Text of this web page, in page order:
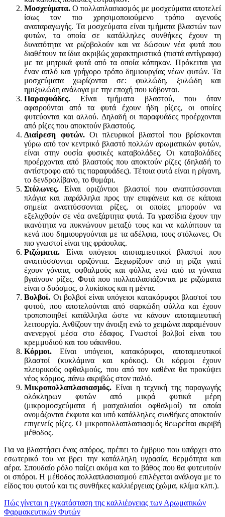
Μοσχεύματα. Ο πολλαπλασιασμός με μοσχεύματα αποτελεί
ίσως τον πιο χρησιμοποιούμενο τρόπο αγενούς
αναπαραγωγής. Τα μοσχεύματα είναι τμήματα βλαστών των
φυτών, τα οποία σε κατάλληλες συνθήκες έχουν τη
δυνατότητα να ριζοβολούν και να δώσουν νέα φυτά που
διαθέτουν τα ίδια ακριβώς χαρακτηριστικά (πιστά αντίγραφα)
με τα μητρικά φυτά από τα οποία κόπηκαν. Πρόκειται για
έναν απλό και γρήγορο τρόπο δημιουργίας νέων φυτών. Τα
μοσχεύματα χωρίζονται σε: φυλλώδη, ξυλώδη και
ημιξυλώδη ανάλογα με την εποχή που κόβονται.
Παραφυάδες. Είναι τμήματα βλαστού, που όταν
αφαιρούνται από τα φυτά έχουν ήδη ρίζες, οι οποίες
φυτεύονται και αλλού. Δηλαδή οι παραφυάδες προέρχονται
από ρίζες που αποκτούν βλαστούς.
Διαίρεση φυτών.Οι πλευρικοί βλαστοί που βρίσκονται
γύρω από τον κεντρικό βλαστό πολλών αρωματικών φυτών,
είναι στην ουσία φυσικές καταβολάδες. Οι καταβολάδες
προέρχονται από βλαστούς που αποκτούν ρίζες (δηλαδή το
αντίστροφο από τις παραφυάδες). Τέτοια φυτά είναι η ρίγανη,
το δενδρολίβανο, το θυμάρι.
Στόλωνες. Είναι οριζόντιοι βλαστοί που αναπτύσσονται
πλάγια και παράλληλα προς την επιφάνεια και σε κάποια
σημεία αναπτύσσονται ρίζες, οι οποίες μπορούν να
εξελιχθούν σε νέα ανεξάρτητα φυτά. Τα γρασίδια έχουν την
ικανότητα να πυκνώνουν μεταξύ τους και να καλύπτουν τα
κενά που δημιουργούνται με τα αδέλφια, τους στόλωνες. Οι
πιο γνωστοί είναι της φράουλας.
Ριζώματα. Είναι υπόγειοι αποταμιευτικοί βλαστοί που
αναπτύσσονται οριζόντια. Ξεχωρίζουν από τη ρίζα γιατί
έχουν γόνατα, οφθαλμούς και φύλλα, ενώ από τα γόνατα
βγαίνουν ρίζες. Φυτά που πολλαπλασιάζονται με ριζώματα
είναι ο δυόσμος, ο λυκίσκος και η μέντα.
Βολβοί. Οι βολβοί είναι υπόγειοι κατακόρυφοι βλαστοί του
φυτού, που αποτελούνται από σαρκώδη φύλλα και έχουν
τροποποιηθεί κατάλληλα ώστε να κάνουν αποταμιευτική
λειτουργία. Ανθίζουν την άνοιξη ενώ το χειμώνα παραμένουν
ανενεργοί μέσα στο έδαφος. Γνωστοί βολβοί είναι του
κρεμμυδιού και του υάκινθου.
Κόρμοι. Είναι υπόγειοι, κατακόρυφοι, αποταμιευτικοί
βλαστοί (κυκλάμινα και κρόκος). Οι κόρμοι έχουν
πλευρικούς οφθαλμούς, που από τον καθένα θα προκύψει
νέος κόρμος, πάνω ακριβώς στον παλιό.
Μικροπολλαπλασιασμός. Είναι η τεχνική της παραγωγής
ολόκληρων φυτών από μικρά φυτικά μέρη
(μικρομοσχεύματα ή μασχαλιαίοι οφθαλμοί) τα οποία
ονομάζονται έκφυτα και υπό κατάλληλες συνθήκες αποκτούν
επιγενείς ρίζες. Ο μικροπολλαπλασιασμός θεωρείται ακριβή
μέθοδος.
Για να βλαστήσει ένας σπόρος, πρέπει το έμβρυο που υπάρχει στο
εσωτερικό του να βρει την κατάλληλη υγρασία, θερμότητα και
αέρα. Σπουδαίο ρόλο παίζει ακόμα και το βάθος που θα φυτευτούν
οι σπόροι. Η μέθοδος πολλαπλασιασμού επιλέγεται ανάλογα με το
είδος του φυτού και τις συνθήκες καλλιέργειας (χώμα, κλίμα κλπ.).
Πώς γίνεται η εγκατάσταση της καλλιέργειας των Αρωματικών
Φαρμακευτικών Φυτών